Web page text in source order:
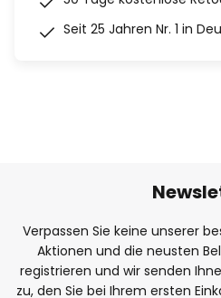
Seit 25 Jahren Nr. 1 in
Verpassen Sie keine unserer
Aktionen und die neusten
registrieren und wir senden
zu, den Sie bei Ihrem ersten